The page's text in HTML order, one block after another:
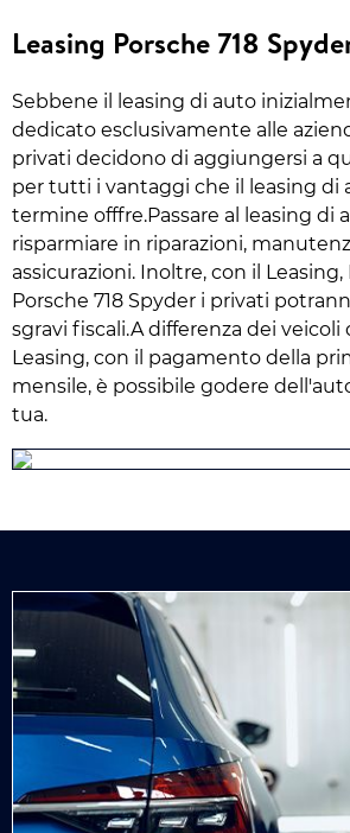
Leasing Porsche 718
Sebbene il leasing di auto
dedicato esclusivamente alle
privati decidono di aggiungersi a
per tutti i vantaggi che il leasing di
termine offfre.Passare al leasing di
risparmiare in riparazioni,
assicurazioni. Inoltre, con il Leasing,
Porsche 718 Spyder i privati
sgravi fiscali.A differenza dei veicoli
Leasing, con il pagamento della
mensile, è possibile godere
tua.